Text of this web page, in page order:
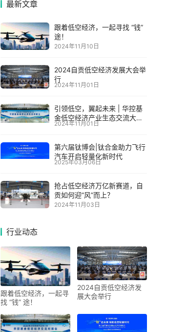
最新文章
跟着低空经济，一起寻找 “钱”
途！
2024年11月10日
2024自贡低空经济发展大会举
行
2024年11月01日
引领低空，翼起未来 | 华控基
金低空经济产业生态交流大会
召开
2024年11月01日
第六届钛博会|钛合金助力飞行
汽车开启轻量化新时代
2025年03月06日
抢占低空经济万亿新赛道，自
贡如何迎“风”而上？
2024年11月03日
行业动态
跟着低空经济，一起寻
找 “钱” 途！
2024自贡低空经济发
展大会举行